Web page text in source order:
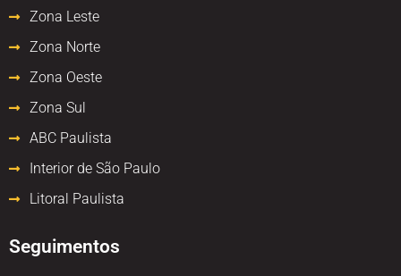
Zona Leste
Zona Norte
Zona Oeste
Zona Sul
ABC Paulista
Interior de São Paulo
Litoral Paulista
Seguimentos